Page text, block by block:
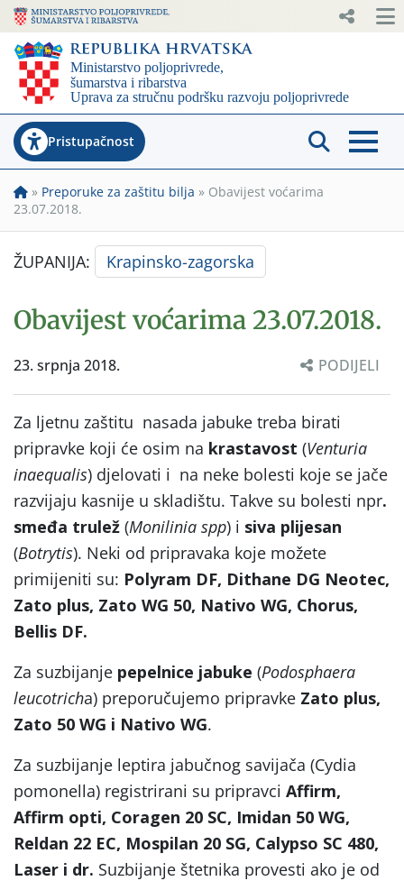
Pristupačnost
» Preporuke za zaštitu bilja » Obavijest voćarima
23.07.2018.
ŽUPANIJA: Krapinsko-zagorska
Obavijest voćarima 23.07.2018.
23. srpnja 2018. PODIJELI
Za ljetnu zaštitu nasada jabuke treba birati
pripravke koji će osim na krastavost (Venturia
inaequalis) djelovati i na neke bolesti koje se jače
razvijaju kasnije u skladištu. Takve su bolesti npr.
smeđa trulež (Monilinia spp) i siva plijesan
(Botrytis). Neki od pripravaka koje možete
primijeniti su: Polyram DF, Dithane DG Neotec,
Zato plus, Zato WG 50, Nativo WG, Chorus,
Bellis DF.
Za suzbijanje pepelnice jabuke (Podosphaera
leucotricha) preporučujemo pripravke Zato plus,
Zato 50 WG i Nativo WG.
Za suzbijanje leptira jabučnog savijača (Cydia
pomonella) registrirani su pripravci Affirm,
Affirm opti, Coragen 20 SC, Imidan 50 WG,
Reldan 22 EC, Mospilan 20 SG, Calypso SC 480,
Laser i dr. Suzbijanje štetnika provesti ako je od